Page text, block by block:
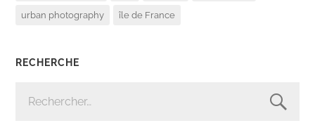
urban photography île de France
RECHERCHE